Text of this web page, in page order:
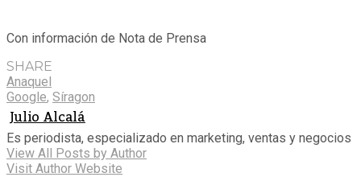
Con información de Nota de Prensa
SHARE
Anaquel
Google, Síragon
Julio Alcalá
Es periodista, especializado en marketing, ventas y negocios
View All Posts by Author
Visit Author Website